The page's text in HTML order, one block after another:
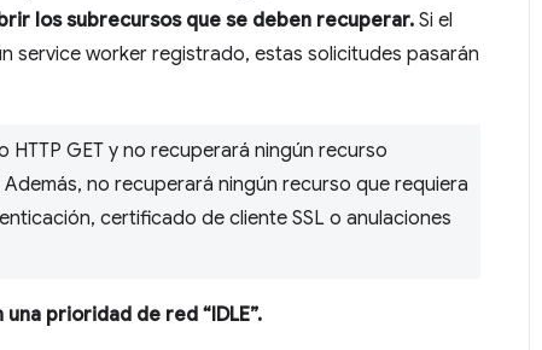
los subrecursos que se deben recuperar.Si el
service worker registrado, estas solicitudes pasarán
GET y no recuperará ningún recurso
no recuperará ningún recurso que requiera
certificado de cliente SSL o anulaciones
prioridad de red “IDLE”.